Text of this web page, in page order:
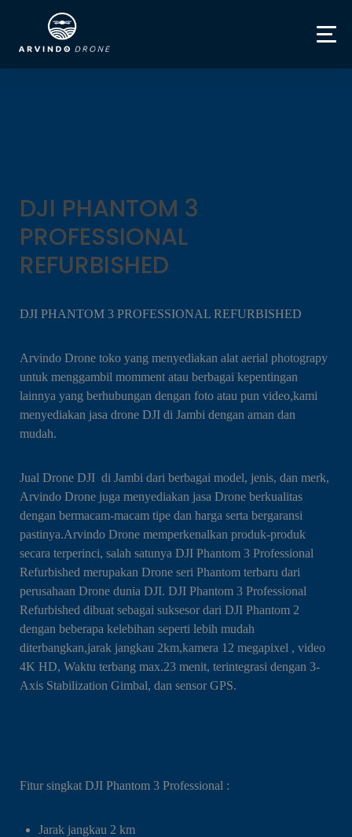
DJI PHANTOM 3
PROFESSIONAL
REFURBISHED
DJI PHANTOM 3 PROFESSIONAL REFURBISHED
Arvindo Drone toko yang menyediakan alat aerial photograpy
untuk menggambil momment atau berbagai kepentingan
lainnya yang berhubungan dengan foto atau pun video,kami
menyediakan jasa drone DJI di Jambi dengan aman dan
mudah.
Jual Drone DJI di Jambi dari berbagai model, jenis, dan merk,
Arvindo Drone juga menyediakan jasa Drone berkualitas
dengan bermacam-macam tipe dan harga serta bergaransi
pastinya.Arvindo Drone memperkenalkan produk-produk
secara terperinci, salah satunya DJI Phantom 3 Professional
Refurbished merupakan Drone seri Phantom terbaru dari
perusahaan Drone dunia DJI. DJI Phantom 3 Professional
Refurbished dibuat sebagai suksesor dari DJI Phantom 2
dengan beberapa kelebihan seperti lebih mudah
diterbangkan,jarak jangkau 2km,kamera 12 megapixel , video
4K HD, Waktu terbang max.23 menit, terintegrasi dengan 3-
Axis Stabilization Gimbal, dan sensor GPS.
Fitur singkat DJI Phantom 3 Professional :
Jarak jangkau 2 km